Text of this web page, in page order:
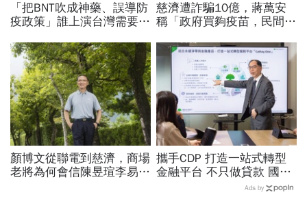
「把BNT吹成神藥、誤導防
疫政策」誰上演台灣需要中
瑾：還防疫團隊一個公道
慈濟遭詐騙10億，蔣萬安
稱「政府買夠疫苗，民間就
話說得不夠公道
顏博文從聯電到慈濟，商場
老將為何會信陳昱瑄李易
攜手CDP 打造一站式轉型
金融平台 不只做貸款 國泰
世華化身減碳顧問Ads by